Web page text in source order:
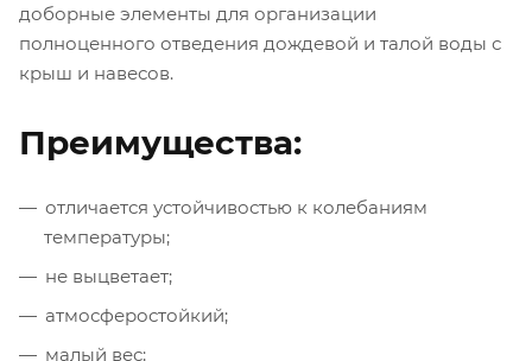
доборные элементы для организации
полноценного отведения дождевой и талой воды с
крыш и навесов.
Преимущества:
отличается устойчивостью к колебаниям
температуры;
не выцветает;
атмосферостойкий;
малый вес;